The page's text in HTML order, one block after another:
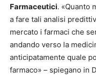
Farmaceutici. «Quanto
a fare tali analisi
mercato i farmaci che
andando verso la
anticipatamente quale
farmaco» – spiegano in